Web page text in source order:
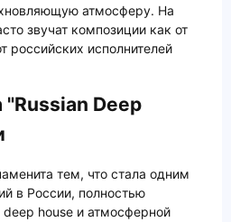
атмосферу. На
звучат композиции как от
российских исполнителей
Deep
тем, что стала одним
в России, полностью
house и атмосферной